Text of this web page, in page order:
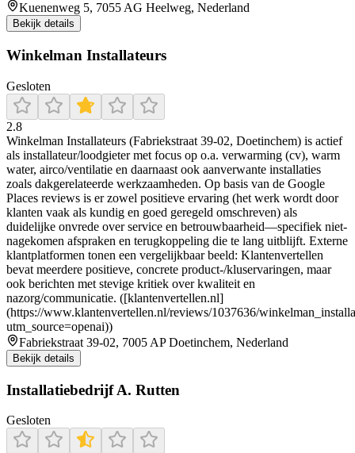
Kuenenweg 5, 7055 AG Heelweg, Nederland
Bekijk details
Winkelman Installateurs
Gesloten
2.8
Winkelman Installateurs (Fabriekstraat 39-02, Doetinchem) is actief
als installateur/loodgieter met focus op o.a. verwarming (cv), warm
water, airco/ventilatie en daarnaast ook aanverwante installaties
zoals dakgerelateerde werkzaamheden. Op basis van de Google
Places reviews is er zowel positieve ervaring (het werk wordt door
klanten vaak als kundig en goed geregeld omschreven) als
duidelijke onvrede over service en betrouwbaarheid—specifiek niet-
nagekomen afspraken en terugkoppeling die te lang uitblijft. Externe
klantplatformen tonen een vergelijkbaar beeld: Klantenvertellen
bevat meerdere positieve, concrete product-/kluservaringen, maar
ook berichten met stevige kritiek over kwaliteit en
nazorg/communicatie. ([klantenvertellen.nl]
(https://www.klantenvertellen.nl/reviews/1037636/
utm_source=openai))
Fabriekstraat 39-02, 7005 AP Doetinchem, Nederland
Bekijk details
Installatiebedrijf A. Rutten
Gesloten